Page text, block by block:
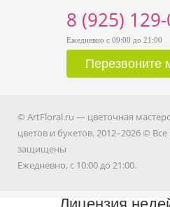
8 (925)
Ежедневно с 09:00 до 21:00
© ArtFloral.ru — цветочная
цветов и букетов. 2012–2026 © Все
защищены
Ежедневно, с 10:00 до 21:00.